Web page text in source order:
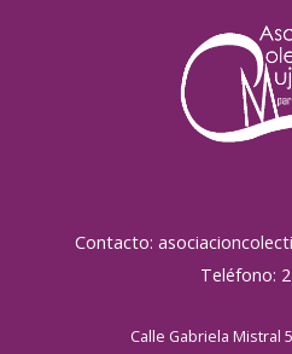
Contacto:
Teléfono:
Calle Gabriela Mistral